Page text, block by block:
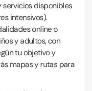
disponibles
intensivos).
online o
y adultos, con
tu objetivo y
mapas y rutas para